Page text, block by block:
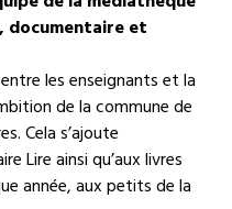
et
les enseignants et la
de la commune de
Cela s’ajoute
Lire ainsi qu’aux livres
année, aux petits de la